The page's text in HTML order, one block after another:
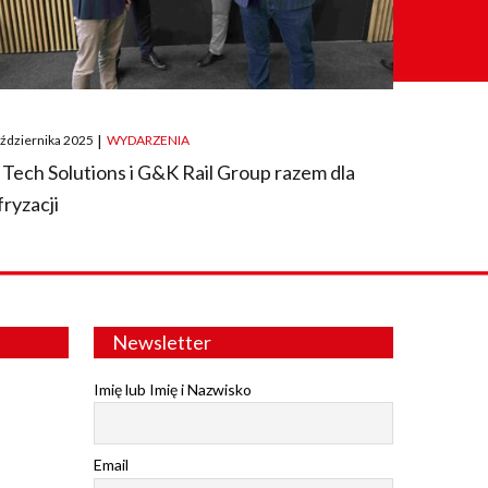
2025 | WYDARZENIA
Tech Solutions i G&K Rail Group razem dla
Newsletter
Imię lub Imię i Nazwisko
Email